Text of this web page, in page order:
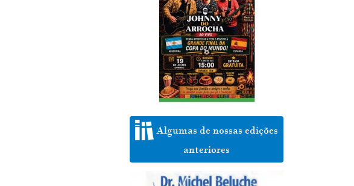
Algumas de nossas edições
anteriores